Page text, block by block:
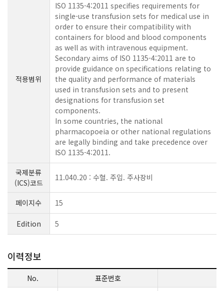
적용범위
ISO 1135-4:2011 specifies requirements for
single-use transfusion sets for medical use in
order to ensure their compatibility with
containers for blood and blood components
as well as with intravenous equipment.
Secondary aims of ISO 1135-4:2011 are to
provide guidance on specifications relating to
the quality and performance of materials
used in transfusion sets and to present
designations for transfusion set
components.
In some countries, the national
pharmacopoeia or other national regulations
are legally binding and take precedence over
ISO 1135-4:2011.
국제분류
(ICS)코드
11.040.20 : 수혈. 주입. 주사장비
페이지수 15
Edition 5
이력정보
No. 표준번호